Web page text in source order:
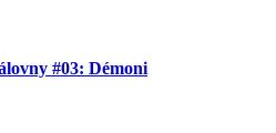
#03: Démoni